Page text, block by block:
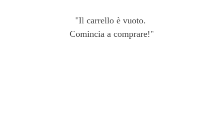
"Il carrello è vuoto.
Comincia a comprare!"